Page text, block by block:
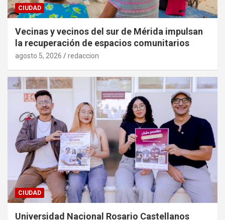
CIUDAD
Vecinas y vecinos del sur de Mérida impulsan
la recuperación de espacios comunitarios
agosto 5, 2026 redaccion
CIUDAD
Universidad Nacional Rosario Castellanos